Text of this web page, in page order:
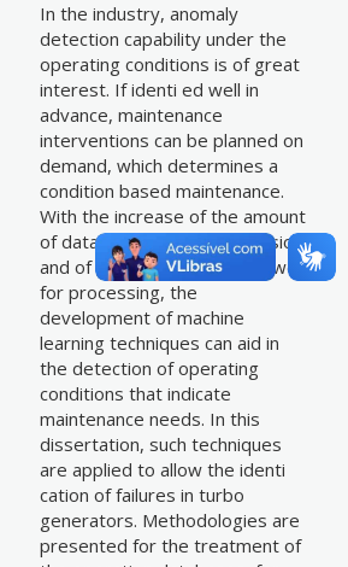
In the industry, anomaly
detection capability under the
operating conditions is of great
interest. If identi ed well in
advance, maintenance
interventions can be planned on
demand, which determines a
condition based maintenance.
With the increase of the amount
of data acquired for supervision
and of the computational power
for processing, the
development of machine
learning techniques can aid in
the detection of operating
conditions that indicate
maintenance needs. In this
dissertation, such techniques
are applied to allow the identi
cation of failures in turbo
generators. Methodologies are
presented for the treatment of